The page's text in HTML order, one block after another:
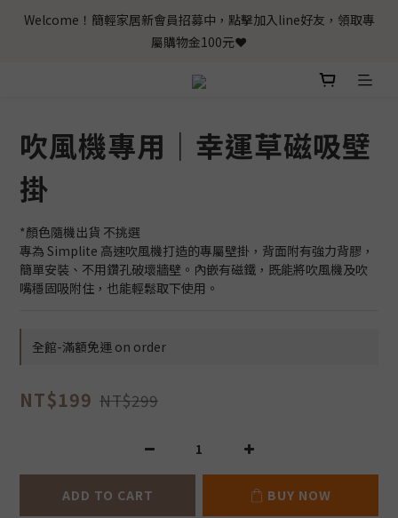
Welcome！簡輕家居新會員招募中，點擊加入line好友，領取專
屬購物金100元❤️
吹風機專用｜幸運草磁吸壁
掛
*顏色隨機出貨 不挑選
專為 Simplite 高速吹風機打造的專屬壁掛，背面附有強力背膠，
簡單安裝、不用鑽孔破壞牆壁。內嵌有磁鐵，既能將吹風機及吹
嘴穩固吸附住，也能輕鬆取下使用。
全館-滿額免運 on order
NT$199 NT$299
ADD TO CART BUY NOW